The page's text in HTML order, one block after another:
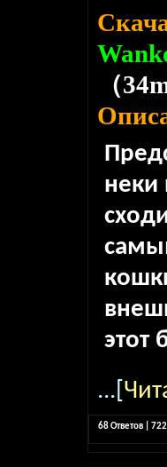
（
неки
этот
...[
68 Ответов |